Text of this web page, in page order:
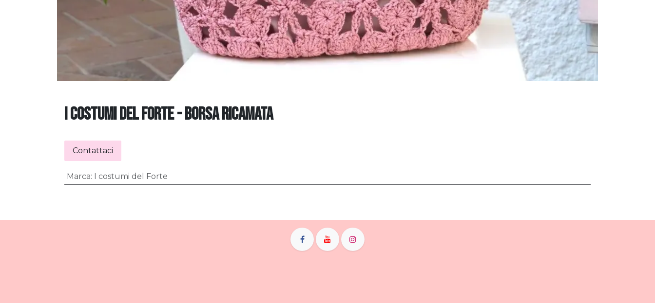
I COSTUMI DEL FORTE - BORSA RICAMATA
Contattaci
Marca: I costumi del Forte